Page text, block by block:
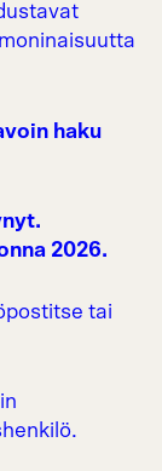
haku
2026.
tai